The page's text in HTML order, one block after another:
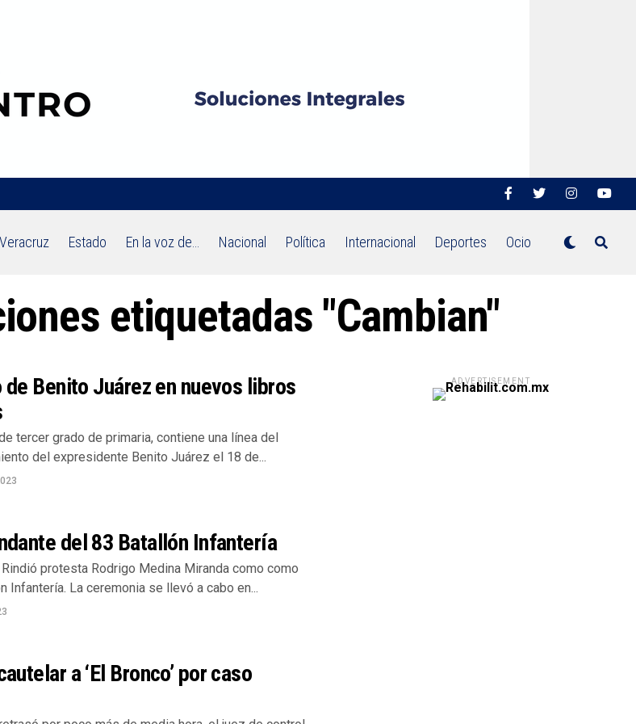
Veracruz Estado En la voz de… Nacional Política Internacional Deportes Ocio
etiquetadas "Cambian"
Benito Juárez en nuevos libros
tercer grado de primaria, contiene una línea del
del expresidente Benito Juárez el 18 de...
del 83 Batallón Infantería
protesta Rodrigo Medina Miranda como como
Infantería. La ceremonia se llevó a cabo en...
a ‘El Bronco’ por caso
ADVERTISEMENT